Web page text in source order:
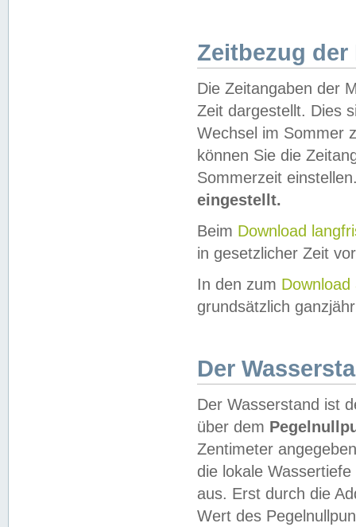
Zeitbezug der
Die Zeitangaben der
Zeit dargestellt. Dies
Wechsel im Sommer
können Sie die
Sommerzeit
eingestellt.
Beim Download
in gesetzlicher Zeit
In den zum Download
grundsätzlich
Der
Der Wasserstand ist
über dem
Zentimeter
die lokale
aus. Erst durch die
Wert des